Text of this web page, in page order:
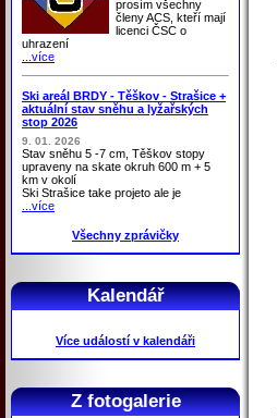
prosím všechny
členy ACS, kteří mají
licenci ČSC o
uhrazení
...více
Ski areál BRDY - Těškov - Strašice +
aktuální stav sněhu a lyžařských
stop 2026
9. 01. 2026
Stav sněhu 5 -7 cm, Těškov stopy
upraveny na skate okruh 600 m + 5
km v okolí
Ski Strašice take projeto ale je
...více
Všechny zprávičky
Kalendář
Více událostí v kalendáři
Z fotogalerie